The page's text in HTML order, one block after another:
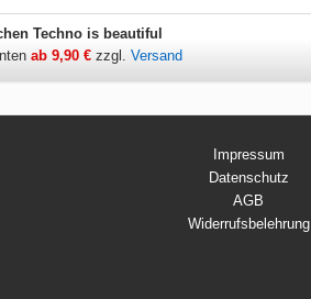
Techno is beautiful
ab 9,90 € zzgl. Versand
Impressum
Datenschutz
AGB
Widerrufsbelehrung